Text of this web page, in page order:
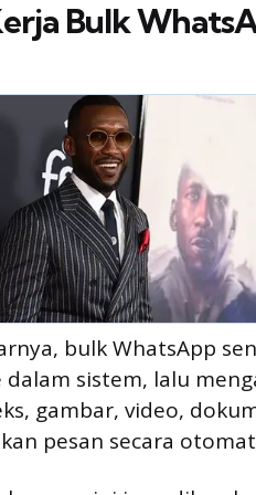
Bulk
bulk WhatsApp
dalam sistem, lalu
gambar, video,
pesan secara